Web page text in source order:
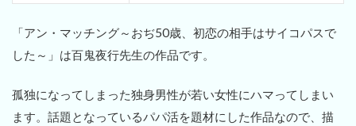
「アン・マッチング～おぢ50歳、初恋の相手はサイコパスで
した～」は百鬼夜行先生の作品です。
孤独になってしまった独身男性が若い女性にハマってしまい
ます。話題となっているパパ活を題材にした作品なので、描